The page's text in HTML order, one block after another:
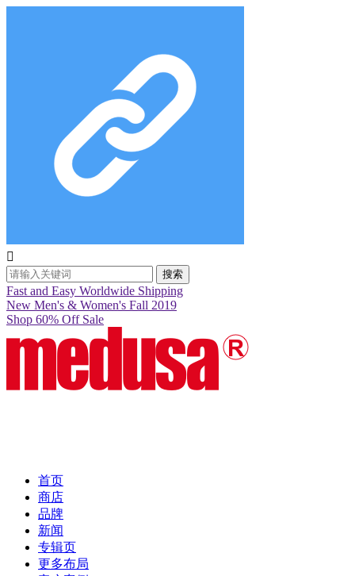

搜索
Fast and Easy Worldwide Shipping
New Men's & Women's Fall 2019
Shop 60% Off Sale
首页
商店
品牌
新闻
专辑页
更多布局